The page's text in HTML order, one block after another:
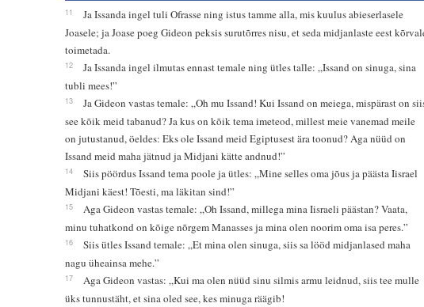
11
Ja Issanda ingel tuli Ofrasse ning istus tamme alla, mis kuulus abieserlasele
Joasele; ja Joase poeg Gideon peksis surutõrres nisu, et seda midjanlaste eest
toimetada.
12
Ja Issanda ingel ilmutas ennast temale ning ütles talle: „Issand on sinuga, sina
tubli mees!”
13
Ja Gideon vastas temale: „Oh mu Issand! Kui Issand on meiega, mispärast on
see kõik meid tabanud? Ja kus on kõik tema imeteod, millest meie vanemad meile
on jutustanud, öeldes: Eks ole Issand meid Egiptusest ära toonud? Aga nüüd on
Issand meid maha jätnud ja Midjani kätte andnud!”
14
Siis pöördus Issand tema poole ja ütles: „Mine selles oma jõus ja päästa Iisrael
Midjani käest! Tõesti, ma läkitan sind!”
15
Aga Gideon vastas temale: „Oh Issand, millega mina Iisraeli päästan? Vaata,
minu tuhatkond on kõige nõrgem Manasses ja mina olen noorim oma isa peres.”
16
Siis ütles Issand temale: „Et mina olen sinuga, siis sa lööd midjanlased maha
nagu üheainsa mehe.”
17
Aga Gideon vastas: „Kui ma olen nüüd sinu silmis armu leidnud, siis tee mulle
üks tunnustäht, et sina oled see, kes minuga räägib!